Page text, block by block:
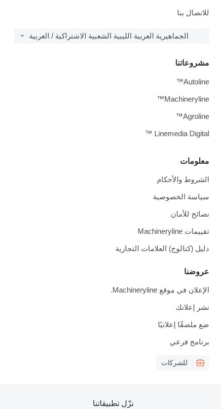
للاتصال بنا
الجماهيرية العربية الليبية الشعبية الاشتراكية / العربية
معلومات
الشروط والأحكام
سياسة الخصوصية
نصائح للأمان
تقييمات Machineryline
دليل (كتالوج) العلامات التجارية
عروضنا
الإعلان في موقع Machineryline.
نشر إعلانك
ضع ملصقًا إعلانيًا
برنامج فرعي
للشركات
مشروعاتنا
Autoline™
Machineryline™
Agroline™
Linemedia Digital ™
نزّل تطبيقاتنا